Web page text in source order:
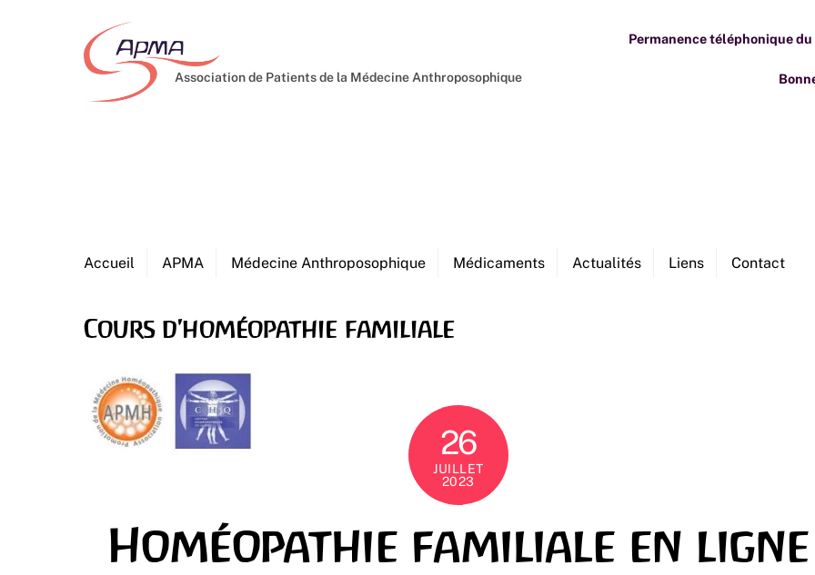
Association de Patients de la Médecine Anthroposophique
Accueil APMA Médecine Anthroposophique Médicaments Actualités Liens Contact
Permanence téléphonique du
Cours d'homéopathie familiale
26
JUILLET
2023
Homéopathie familiale en ligne